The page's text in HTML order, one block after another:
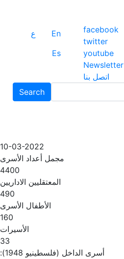
facebook
twitter
youtube
Newsletter
اتصل بنا
En
ع
Es
Search
Search
10-03-2022
مجمل أعداد الأسرى
4400
المعتقليين الاداريين
490
الأطفال الأسرى
160
الأسيرات
33
أسرى الداخل (فلسطينيو 1948):